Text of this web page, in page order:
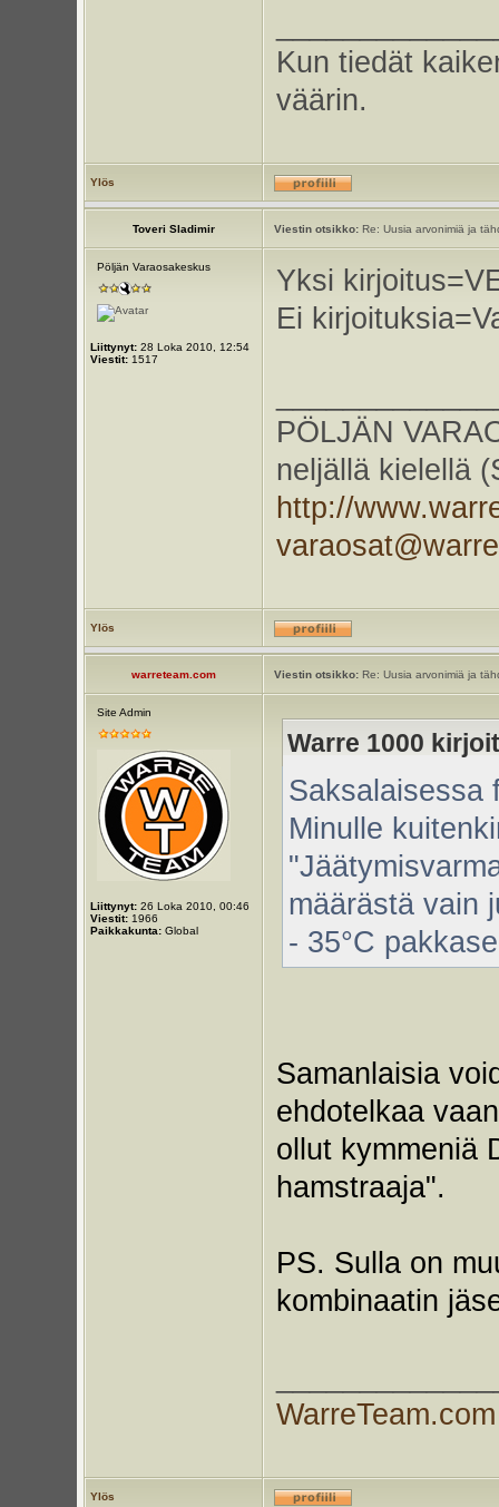
Kun tiedät
väärin.
Ylös
Toveri Sladimir Viestin otsikko:Re: Uusia arvonimiä ja
Pöljän Varaosakeskus
Liittynyt:28 Loka 2010, 12:54
Viestit:1517
Yksi
Ei
PÖLJÄN
neljällä kielellä
http://
Ylös
warreteam.com Viestin otsikko:Re: Uusia arvonimiä ja
Site Admin
Liittynyt:26 Loka 2010, 00:46
Viestit:1966
Paikkakunta:Global
Warre 1000
Saksalaisessa
Minulle
määrästä vain
- 35°C
Samanlaisia
ehdotelkaa
ollut kymmeniä
hamstraaja".
PS. Sulla on
kombinaatin
WarreTeam.com
Ylös